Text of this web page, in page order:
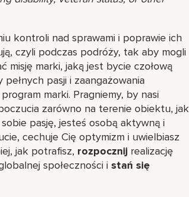
kontroli nad sprawami i poprawie ich
czyli podczas podróży, tak aby mogli
misję marki, jaką jest bycie czołową
pasji i zaangażowania
marki. Pragniemy, by nasi
zarówno na terenie obiektu, jak
pasję, jesteś osobą aktywną i
cechuje Cię optymizm i uwielbiasz
jak potrafisz, rozpocznij realizację
społeczności i stań się